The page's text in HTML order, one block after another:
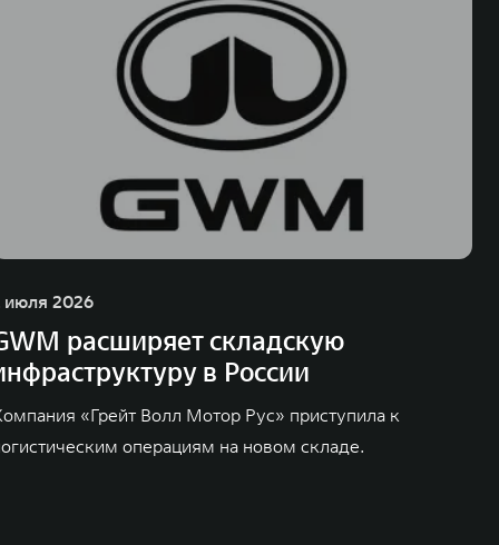
июля 2026
расширяет складскую
в России
«Грейт Волл Мотор Рус» приступила к
операциям на новом складе.